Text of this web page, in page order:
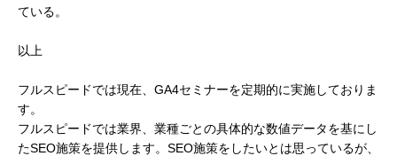
ている。
以上
フルスピードでは現在、GA4セミナーを定期的に実施しておりま
す。
フルスピードでは業界、業種ごとの具体的な数値データを基にし
たSEO施策を提供します。SEO施策をしたいとは思っているが、